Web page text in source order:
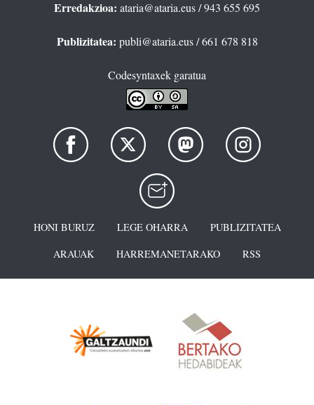
Erredakzioa: ataria@ataria.eus/ 943 655 695
Publizitatea: publi@ataria.eus/ 661 678 818
Codesyntaxek garatua
HONI BURUZ LEGE OHARRA
PUBLIZITATEA
ARAUAK
HARREMANETARAKO RSS